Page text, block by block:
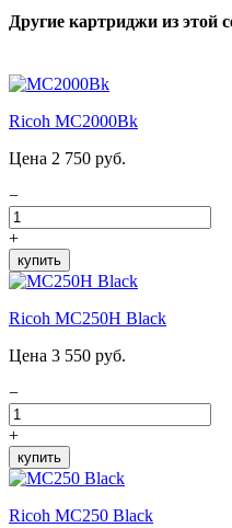
Другие картриджи из этой
Ricoh MC2000Bk
Цена 2 750 руб.
−
+
купить
Ricoh MC250H Black
Цена 3 550 руб.
−
+
купить
Ricoh MC250 Black